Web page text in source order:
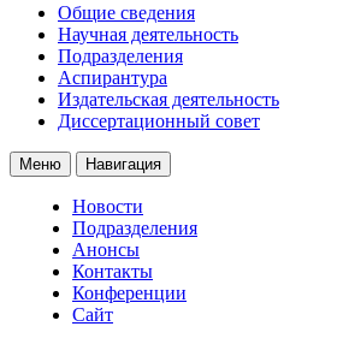
Общие сведения
Научная деятельность
Подразделения
Аспирантура
Издательская деятельность
Диссертационный совет
Меню Навигация
Новости
Подразделения
Анонсы
Контакты
Конференции
Сайт